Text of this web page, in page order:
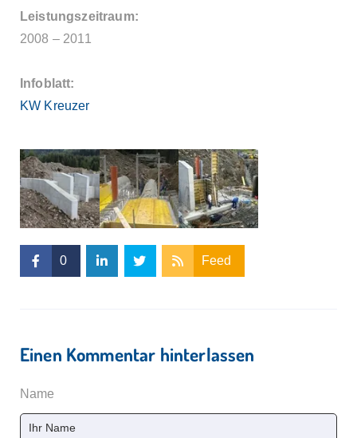
Leistungszeitraum:
2008 – 2011
Infoblatt:
KW Kreuzer
0 Feed
Einen Kommentar hinterlassen
Name